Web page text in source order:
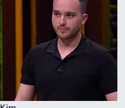
Kültür Sanat
Sağlık
Siyaset